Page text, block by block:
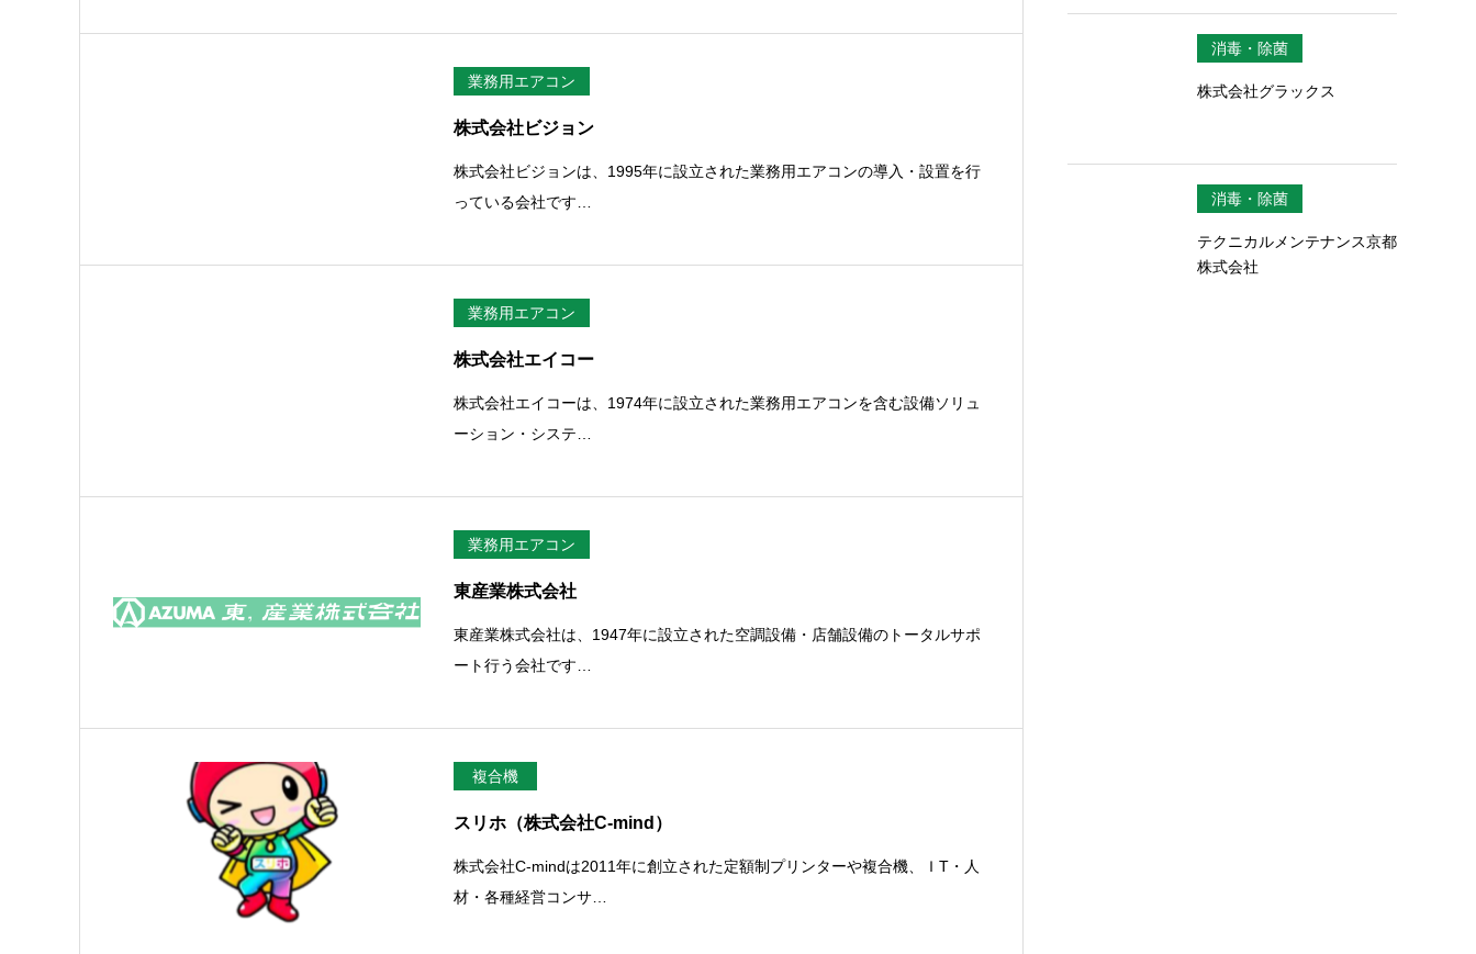
業務用エアコン
株式会社ビジョン
株式会社ビジョンは、1995年に設立された業務用エアコンの導入・設置を行
っている会社です…
業務用エアコン
株式会社エイコー
株式会社エイコーは、1974年に設立された業務用エアコンを含む設備ソリュ
ーション・システ…
業務用エアコン
東産業株式会社
東産業株式会社は、1947年に設立された空調設備・店舗設備のトータルサポ
ート行う会社です…
複合機
スリホ（株式会社C-mind）
株式会社C-mindは2011年に創立された定額制プリンターや複合機、ＩT・人
材・各種経営コンサ…
消毒・除菌
株式会社グラックス
消毒・除菌
テクニカルメンテナンス京都
株式会社